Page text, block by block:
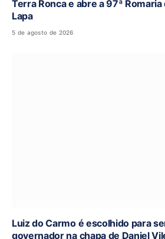
Terra Ronca e abre a 97ª
Lapa
5 de agosto de 2026
Luiz do Carmo é escolhido para
governador na chapa de Daniel